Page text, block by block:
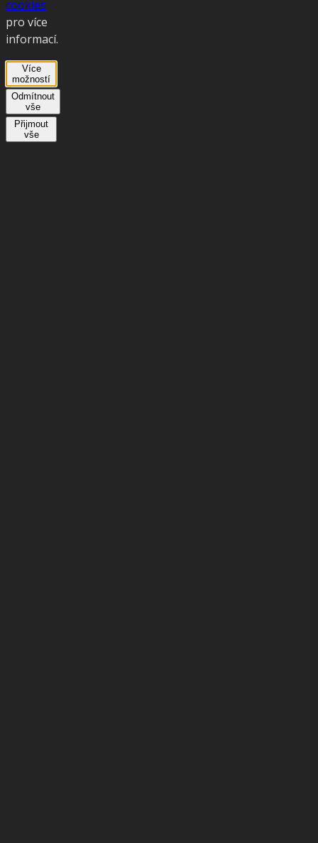
cookies
pro více
informací.
Více
možností
Odmítnout
vše
Přijmout
vše